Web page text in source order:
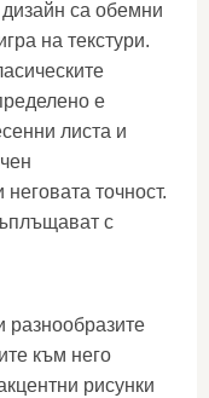
са обемни
на текстури.
е
листа и
точност.
с
разнообразите
към него
рисунки